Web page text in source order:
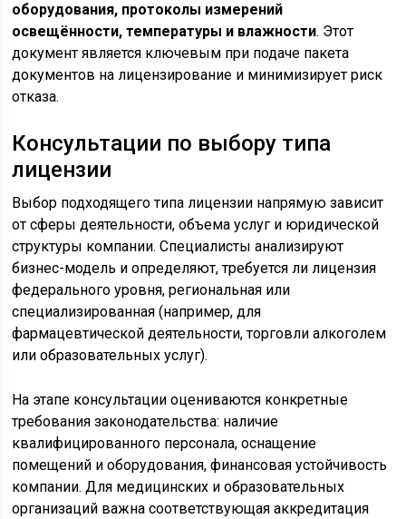
оборудования, протоколы измерений
освещённости, температуры и влажности. Этот
документ является ключевым при подаче пакета
документов на лицензирование и минимизирует риск
отказа.
Консультации по выбору типа
лицензии
Выбор подходящего типа лицензии напрямую зависит
от сферы деятельности, объема услуг и юридической
структуры компании. Специалисты анализируют
бизнес-модель и определяют, требуется ли лицензия
федерального уровня, региональная или
специализированная (например, для
фармацевтической деятельности, торговли алкоголем
или образовательных услуг).
На этапе консультации оцениваются конкретные
требования законодательства: наличие
квалифицированного персонала, оснащение
помещений и оборудования, финансовая устойчивость
компании. Для медицинских и образовательных
организаций важна соответствующая аккредитация